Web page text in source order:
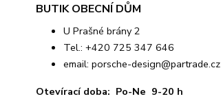
BUTIK OBECNÍ DŮM
U Prašné brány 2
Tel.: +420 725 347 646
email: porsche-design@partrade.cz
Otevírací doba: Po-Ne 9-20 h